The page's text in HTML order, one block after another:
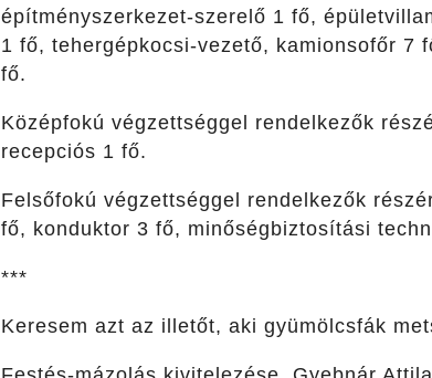
építményszerkezet-szerelő 1 fő,
1 fő, tehergépkocsi-vezető, kamionsofőr 7
fő.
Középfokú végzettséggel rendelkezők
recepciós 1 fő.
Felsőfokú végzettséggel rendelkezők
fő, konduktor 3 fő, minőségbiztosítási
***
Keresem azt az illetőt, aki gyümölcsfák